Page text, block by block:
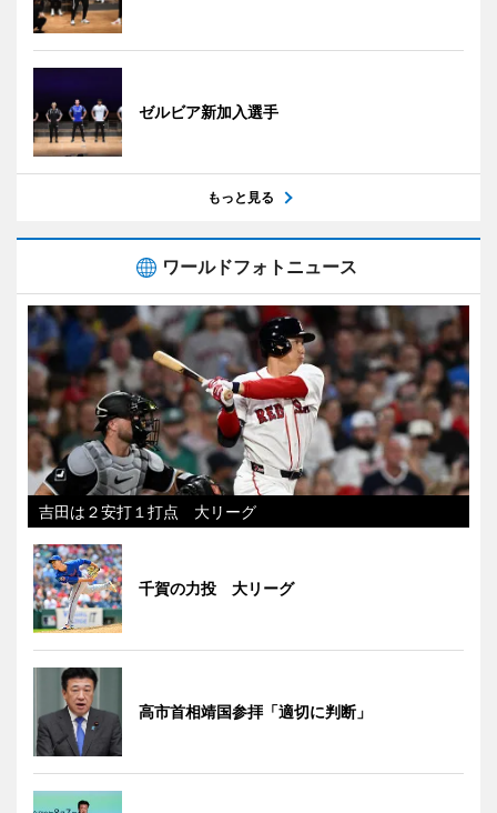
ゼルビア新加入選手
もっと見る
ワールドフォトニュース
吉田は２安打１打点 大リーグ
千賀の力投 大リーグ
高市首相靖国参拝「適切に判断」